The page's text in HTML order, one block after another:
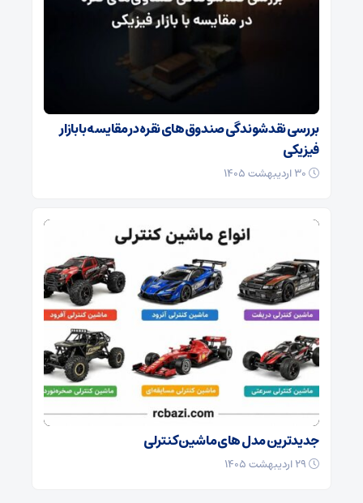
بررسی نقدشوندگی صندوق‌های نقره در مقایسه با بازار
فیزیکی
جدیدترین مدل های ماشین کنترلی